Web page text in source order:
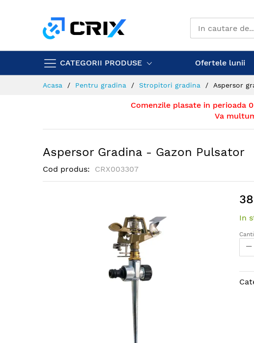
CATEGORII PRODUSE Ofertele lunii
Acasa Pentru gradina Stropitori gradina Aspersor
Comenzile plasate in perioada
Va
Aspersor Gradina - Gazon Pulsator
Cod produs CRX003307
In